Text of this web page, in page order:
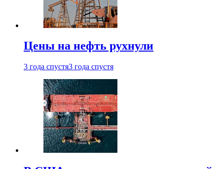
Цены на нефть рухнули
3 года спустя3 года спустя